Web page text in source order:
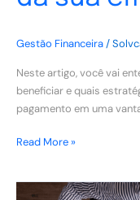
Gestão Financeira/
Neste artigo, você vai
beneficiar e quais
pagamento em uma
Read More »